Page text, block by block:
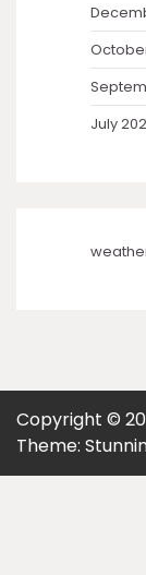
July
Copyright ©
Theme: